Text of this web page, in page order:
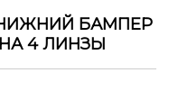
БАМПЕР
4 ЛИНЗЫ